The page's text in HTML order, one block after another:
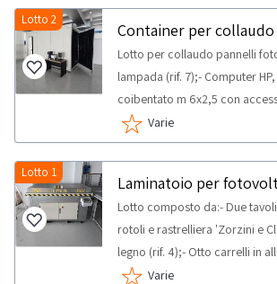
Lotto 2
Container per
Lotto per collaudo pannelli
lampada (rif. 7);- Computer
coibentato m 6x2,5 con
ispezione sul posto.NOTE
attività di ritiro dal giorno
Varie
Lotto 1
Laminatoio per
Lotto composto da:- Due
rotoli e rastrelliera 'Zorzini e
legno (rif. 4);- Otto carrelli in
marca Tibi tipo LA200AL
Varie